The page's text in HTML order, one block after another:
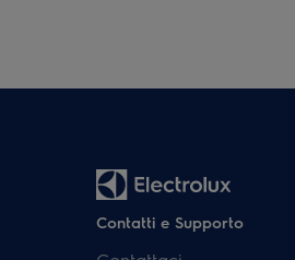
Contatti e Supporto